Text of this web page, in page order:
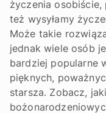
życzenia
też wysyłamy
Może takie
jednak wiele osób
bardziej popularne
pięknych,
starsza. Zobacz,